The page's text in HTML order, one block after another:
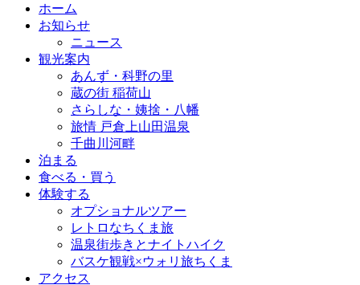
ホーム
お知らせ
ニュース
観光案内
あんず・科野の里
蔵の街 稲荷山
さらしな・姨捨・八幡
旅情 戸倉上山田温泉
千曲川河畔
泊まる
食べる・買う
体験する
オプショナルツアー
レトロなちくま旅
温泉街歩きとナイトハイク
バスケ観戦×ウォリ旅ちくま
アクセス